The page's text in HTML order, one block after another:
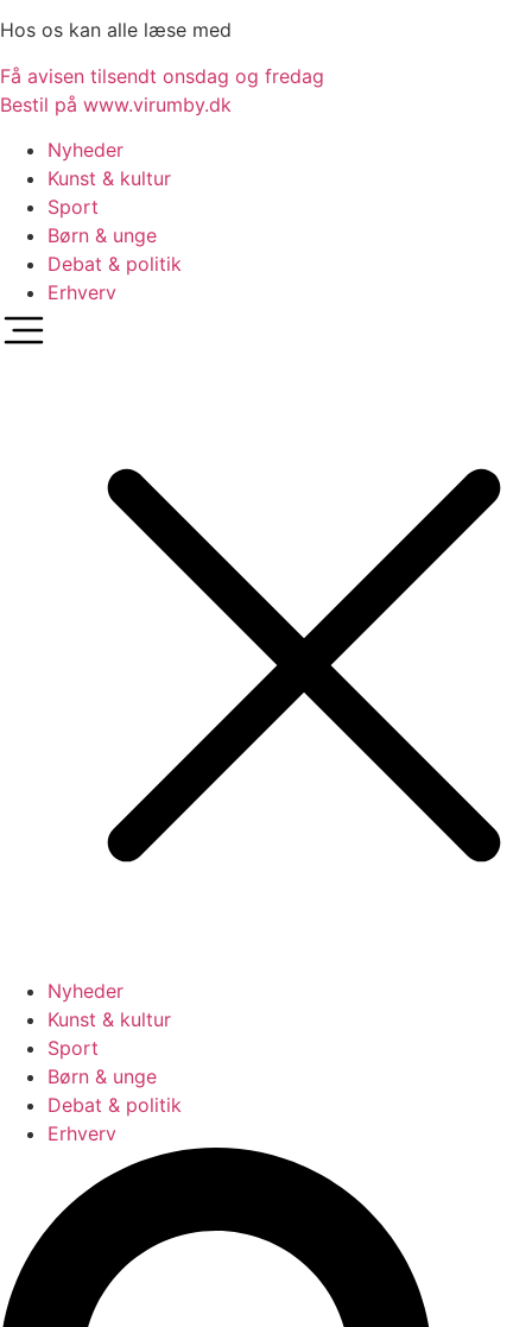
Hos os kan alle læse med
Få avisen tilsendt onsdag og fredag
Bestil på www.virumby.dk
Nyheder
Kunst & kultur
Sport
Børn & unge
Debat & politik
Erhverv
Nyheder
Kunst & kultur
Sport
Børn & unge
Debat & politik
Erhverv